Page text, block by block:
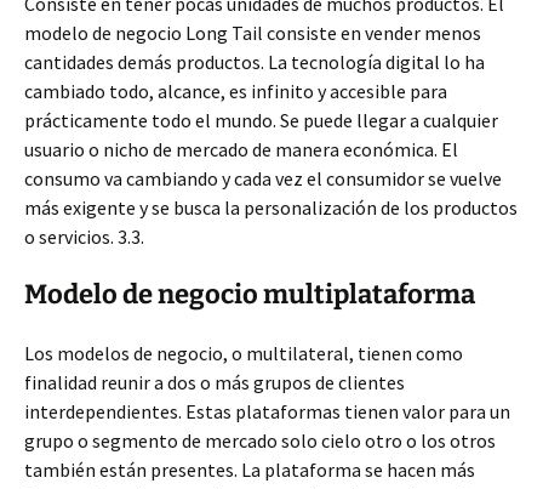
modelo de negocio Long Tail consiste en vender menos
cantidades demás productos. La tecnología digital lo ha
cambiado todo, alcance, es infinito y accesible para
prácticamente todo el mundo. Se puede llegar a cualquier
usuario o nicho de mercado de manera económica. El
consumo va cambiando y cada vez el consumidor se vuelve
más exigente y se busca la personalización de los productos
o servicios. 3.3.
Modelo de negocio multiplataforma
Los modelos de negocio, o multilateral, tienen como
finalidad reunir a dos o más grupos de clientes
interdependientes. Estas plataformas tienen valor para un
grupo o segmento de mercado solo cielo otro o los otros
también están presentes. La plataforma se hacen más